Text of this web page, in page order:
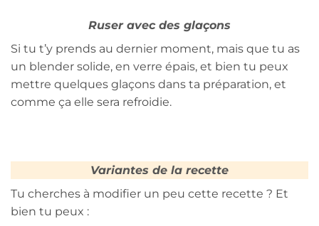
Ruser avec des glaçons
Si tu t’y prends au dernier moment, mais que tu as
un blender solide, en verre épais, et bien tu peux
mettre quelques glaçons dans ta préparation, et
comme ça elle sera refroidie.
Variantes de la recette
Tu cherches à modifier un peu cette recette ? Et
bien tu peux :